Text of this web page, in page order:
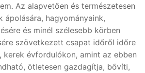
Az alapvetően és természetesen
ápolására, hagyományaink,
és minél szélesebb körben
szövetkezett csapat időről időre
kerek évfordulókon, amint az ebben
ötletesen gazdagítja, bővíti,